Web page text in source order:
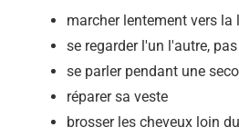
marcher lentement vers la
se regarder l'un l'autre,
se parler pendant une
réparer sa veste
brosser les cheveux loin